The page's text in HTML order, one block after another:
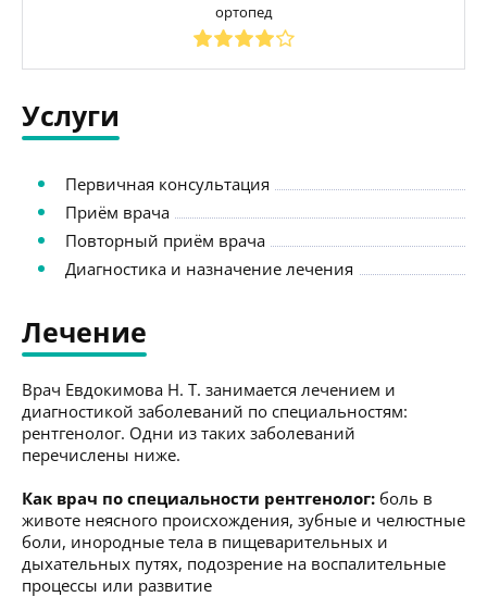
ортопед
Услуги
Первичная консультация
Приём врача
Повторный приём врача
Диагностика и назначение лечения
Лечение
Врач Евдокимова Н. Т. занимается лечением и
диагностикой заболеваний по специальностям:
рентгенолог. Одни из таких заболеваний
перечислены ниже.
Как врач по специальности рентгенолог: боль в
животе неясного происхождения, зубные и челюстные
боли, инородные тела в пищеварительных и
дыхательных путях, подозрение на воспалительные
процессы или развитие